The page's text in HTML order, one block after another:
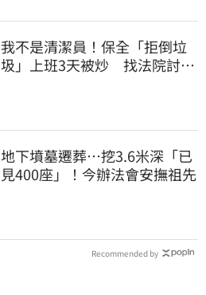
我不是清潔員！保全「拒倒垃
圾」上班3天被炒 找法院討公
地下墳墓遷葬…挖3.6米深「已
見400座」！今辦法會安撫祖先
Recommended by